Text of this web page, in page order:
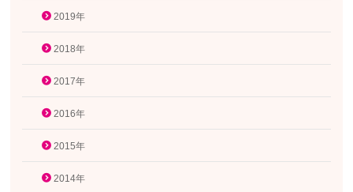
2019年
2018年
2017年
2016年
2015年
2014年